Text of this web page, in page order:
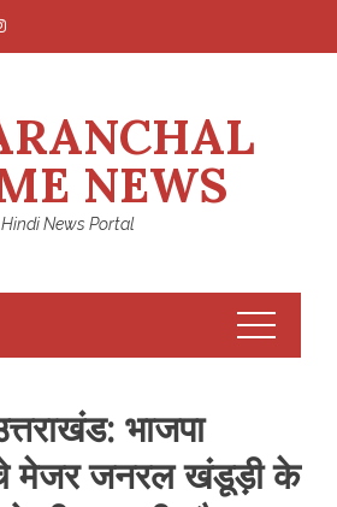
NEWS
Hindi News Portal
भाजपा
मेजर जनरल खंडूड़ी के